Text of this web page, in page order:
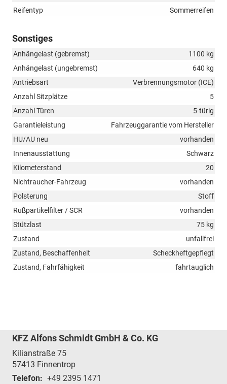
Reifentyp
Sommerreifen
Sonstiges
Anhängelast (gebremst)
1100 kg
Anhängelast (ungebremst)
640 kg
Antriebsart
Verbrennungsmotor (ICE)
Anzahl Sitzplätze
5
Anzahl Türen
5-türig
Garantieleistung
Fahrzeuggarantie vom Hersteller
HU/AU neu
vorhanden
Innenausstattung
Schwarz
Kilometerstand
20
Nichtraucher-Fahrzeug
vorhanden
Polsterung
Stoff
Rußpartikelfilter / SCR
vorhanden
Stützlast
75 kg
Zustand
unfallfrei
Zustand, Beschaffenheit
Scheckheftgepflegt
Zustand, Fahrfähigkeit
fahrtauglich
KFZ Alfons Schmidt GmbH & Co. KG
Kilianstraße 75
57413 Finnentrop
Telefon: +49 2395 1471